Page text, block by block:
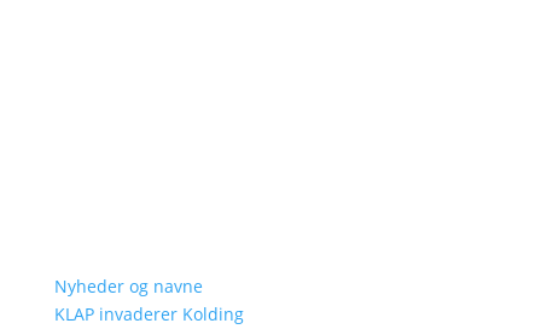
Nyheder og navne
KLAP invaderer Kolding